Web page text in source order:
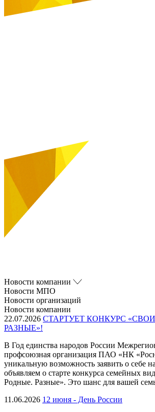
Новости компании
Новости МПО
Новости организаций
Новости компании
22.07.2026 СТАРТУЕТ КОНКУРС
РАЗНЫЕ»!
В Год единства народов России
профсоюзная организация ПАО «НК
уникальную возможность заявить о себе
объявляем о старте конкурса семейных
Родные. Разные». Это шанс для вашей
11.06.2026 12 июня - День России